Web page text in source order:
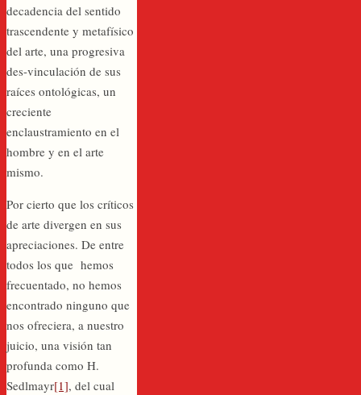
decadencia del sentido
trascendente y metafísico
del arte, una progresiva
des-vinculación de sus
raíces ontológicas, un
creciente
enclaustramiento en el
hombre y en el arte
mismo.
Por cierto que los críticos
de arte divergen en sus
apreciaciones. De entre
todos los que hemos
frecuentado, no hemos
encontrado ninguno que
nos ofreciera, a nuestro
juicio, una visión tan
profunda como H.
Sedlmayr[1], del cual